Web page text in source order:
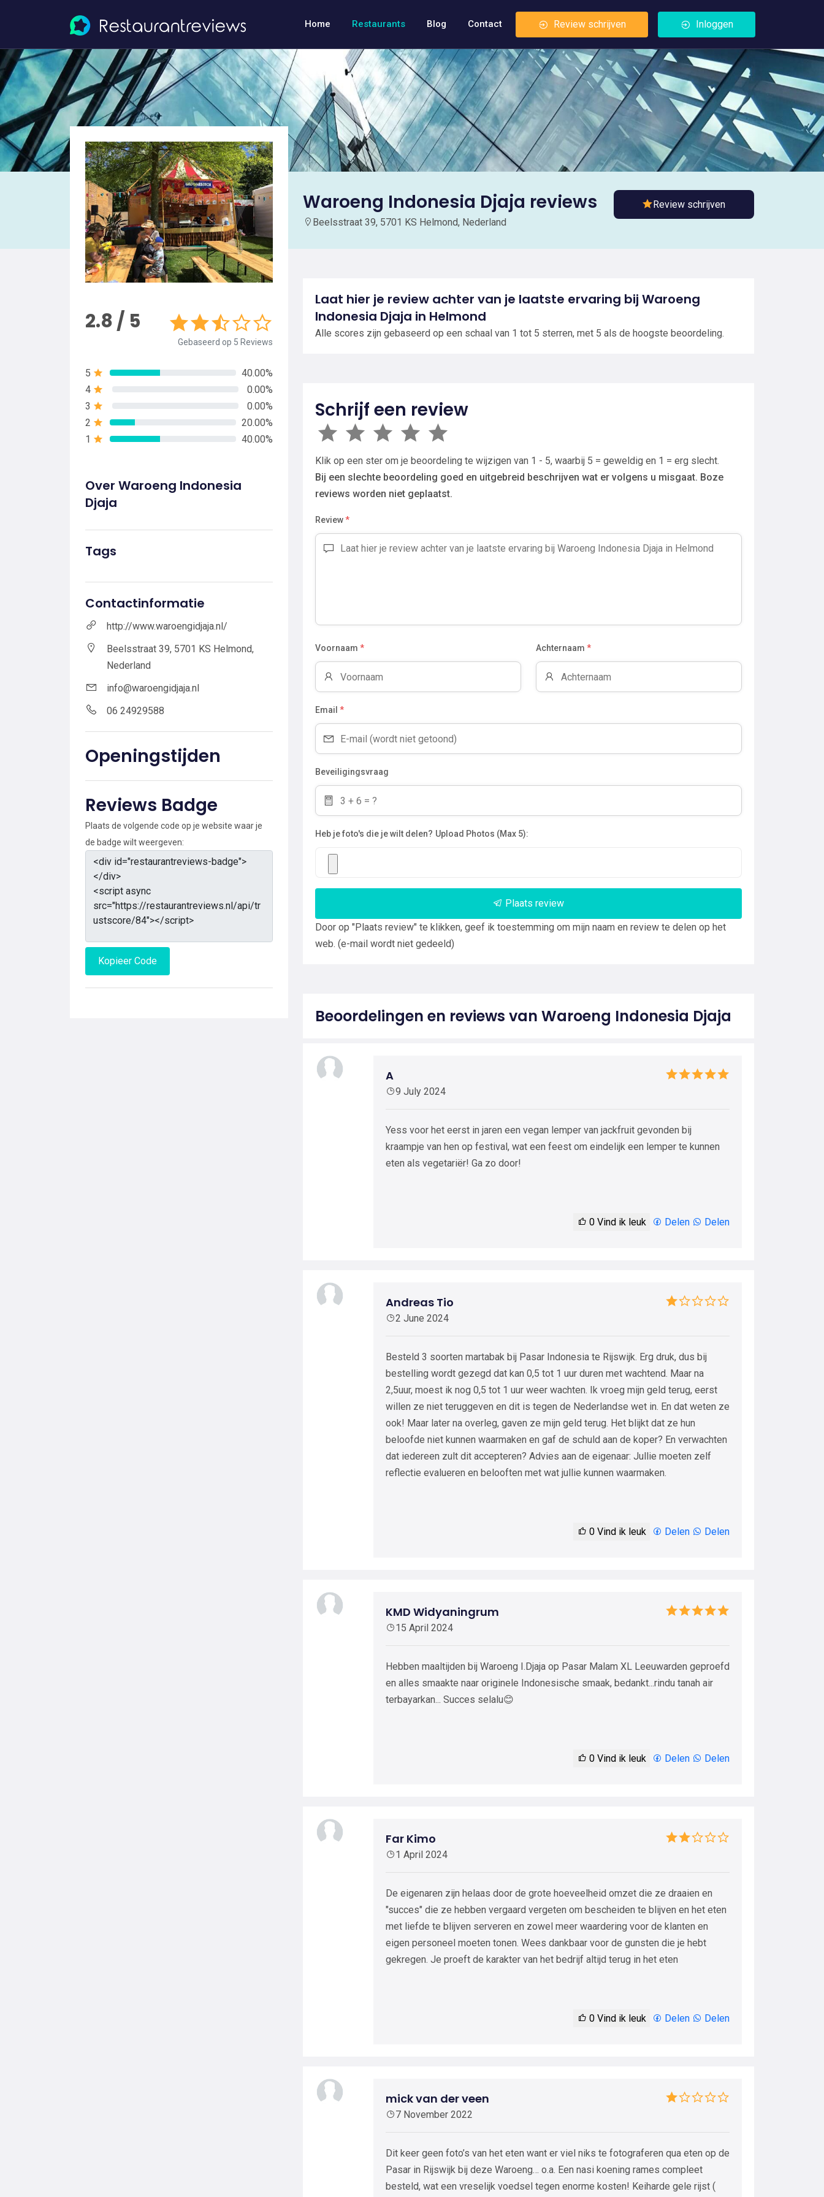
Home Restaurants Blog Contact Review schrijven Inloggen
Waroeng Indonesia Djaja reviews
Beelsstraat 39, 5701 KS Helmond, Nederland
Review schrijven
2.8 / 5
Gebaseerd op 5 Reviews
5
40.00%
4
0.00%
3
0.00%
2
20.00%
1
40.00%
Over Waroeng Indonesia
Djaja
Tags
Contactinformatie
http://www.waroengidjaja.nl/
Beelsstraat 39, 5701 KS Helmond,
Nederland
info@waroengidjaja.nl
06 24929588
Openingstijden
Reviews Badge
Plaats de volgende code op je website waar je
de badge wilt weergeven:
Kopieer Code
Laat hier je review achter van je laatste ervaring bij Waroeng
Indonesia Djaja in Helmond
Alle scores zijn gebaseerd op een schaal van 1 tot 5 sterren, met 5 als de hoogste beoordeling.
Schrijf een review
Klik op een ster om je beoordeling te wijzigen van 1 - 5, waarbij 5 = geweldig en 1 = erg slecht.
Bij een slechte beoordeling goed en uitgebreid beschrijven wat er volgens u misgaat. Boze
reviews worden niet geplaatst.
Review*
Voornaam * Achternaam *
Email *
Beveiligingsvraag
Heb je foto's die je wilt delen? Upload Photos (Max 5):
Plaats review
Door op "Plaats review" te klikken, geef ik toestemming om mijn naam en review te delen op het
web. (e-mail wordt niet gedeeld)
Beoordelingen en reviews van Waroeng Indonesia Djaja
A
9 July 2024
Yess voor het eerst in jaren een vegan lemper van jackfruit gevonden bij
kraampje van hen op festival, wat een feest om eindelijk een lemper te kunnen
eten als vegetariër! Ga zo door!
0 Vind ik leuk Delen Delen
Andreas Tio
2 June 2024
Besteld 3 soorten martabak bij Pasar Indonesia te Rijswijk. Erg druk, dus bij
bestelling wordt gezegd dat kan 0,5 tot 1 uur duren met wachtend. Maar na
2,5uur, moest ik nog 0,5 tot 1 uur weer wachten. Ik vroeg mijn geld terug, eerst
willen ze niet teruggeven en dit is tegen de Nederlandse wet in. En dat weten ze
ook! Maar later na overleg, gaven ze mijn geld terug. Het blijkt dat ze hun
beloofde niet kunnen waarmaken en gaf de schuld aan de koper? En verwachten
dat iedereen zult dit accepteren? Advies aan de eigenaar: Jullie moeten zelf
reflectie evalueren en belooften met wat jullie kunnen waarmaken.
0 Vind ik leuk Delen Delen
KMD Widyaningrum
15 April 2024
Hebben maaltijden bij Waroeng I.Djaja op Pasar Malam XL Leeuwarden geproefd
en alles smaakte naar originele Indonesische smaak, bedankt...rindu tanah air
terbayarkan... Succes selalu😊
0 Vind ik leuk Delen Delen
Far Kimo
1 April 2024
De eigenaren zijn helaas door de grote hoeveelheid omzet die ze draaien en
"succes" die ze hebben vergaard vergeten om bescheiden te blijven en het eten
met liefde te blijven serveren en zowel meer waardering voor de klanten en
eigen personeel moeten tonen. Wees dankbaar voor de gunsten die je hebt
gekregen. Je proeft de karakter van het bedrijf altijd terug in het eten
0 Vind ik leuk Delen Delen
mick van der veen
7 November 2022
Dit keer geen foto’s van het eten want er viel niks te fotograferen qua eten op de
Pasar in Rijswijk bij deze Waroeng… o.a. Een nasi koening rames compleet
besteld, wat een vreselijk voedsel tegen enorme kosten! Keiharde gele rijst (